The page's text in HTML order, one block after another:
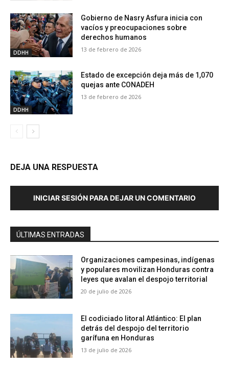
DDHH
Gobierno de Nasry Asfura inicia con
vacíos y preocupaciones sobre
derechos humanos
13 de febrero de 2026
DDHH
Estado de excepción deja más de 1,070
quejas ante CONADEH
13 de febrero de 2026
DEJA UNA RESPUESTA
INICIAR SESIÓN PARA DEJAR UN COMENTARIO
ÚLTIMAS ENTRADAS
Organizaciones campesinas, indígenas
y populares movilizan Honduras contra
leyes que avalan el despojo territorial
20 de julio de 2026
El codiciado litoral Atlántico: El plan
detrás del despojo del territorio
garífuna en Honduras
13 de julio de 2026